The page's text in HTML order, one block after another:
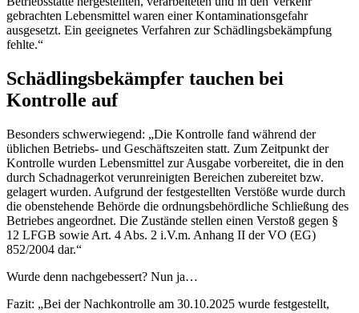
gebrachten Lebensmittel waren einer Kontaminationsgefahr
ausgesetzt. Ein geeignetes Verfahren zur Schädlingsbekämpfung
fehlte.“
Schädlingsbekämpfer tauchen bei
Kontrolle auf
Besonders schwerwiegend: „Die Kontrolle fand während der
üblichen Betriebs- und Geschäftszeiten statt. Zum Zeitpunkt der
Kontrolle wurden Lebensmittel zur Ausgabe vorbereitet, die in den
durch Schadnagerkot verunreinigten Bereichen zubereitet bzw.
gelagert wurden. Aufgrund der festgestellten Verstöße wurde durch
die obenstehende Behörde die ordnungsbehördliche Schließung des
Betriebes angeordnet. Die Zustände stellen einen Verstoß gegen §
12 LFGB sowie Art. 4 Abs. 2 i.V.m. Anhang II der VO (EG)
852/2004 dar.“
Wurde denn nachgebessert? Nun ja…
Fazit: „Bei der Nachkontrolle am 30.10.2025 wurde festgestellt,